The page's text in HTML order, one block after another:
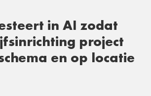
in AI zodat
project
en op locatie